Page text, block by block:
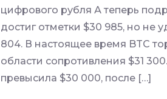
цифрового рубля А теперь
достиг отметки $30 985, но не
804. В настоящее время BTC
области сопротивления $31
превысила $30 000, после […]